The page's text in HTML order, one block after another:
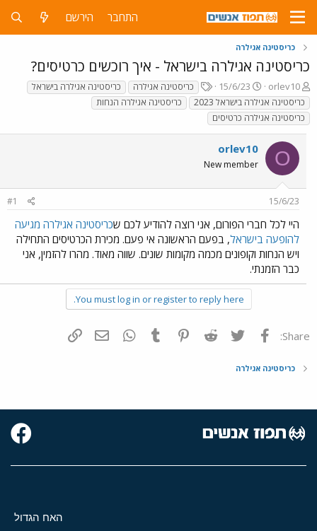
התחבר הירשם
כריסטינה אגילרה
כריסטינה אגילרה בישראל - איך רוכשים כרטיסים?
פ
ו
ת
ח
ה
נ
ו
ש
א
orlev10
פ
ו
ר
ס
ם
ב
ת
ר
15/6/23
T
a
g
כריסטינה אגילרה
כריסטינה אגילרה בישראל
כריסטינה אגילרה בישראל 2023
כריסטינה אגילרה הנחות
כריסטינה אגילרה כרטיסים
O
orlev10
New member
15/6/23
#1
היי לכל חברי הפורום, אני רוצה להודיע לכם שכריסטינה אגילרה מגיעה
להופעה בישראל, בפעם הראשונה אי פעם. מכירת הכרטיסים התחילה
ויש הנחות וקופונים מכמה מקומות שונים. שווה מאוד. מהרו להזמין, אני
כבר הזמנתי.
You must log in or register to reply here.
Share: פייסבוק Twitter
Reddit
Pinterest
Tumblr
WhatsAppדואר אלקטרוני
כריסטינה אגילרה
האח הגדול